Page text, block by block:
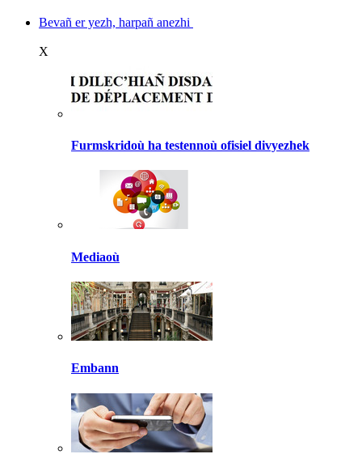
Bevañ er yezh, harpañ anezhi
X
Furmskridoù ha testennoù ofisiel divyezhek
Mediaoù
Embann